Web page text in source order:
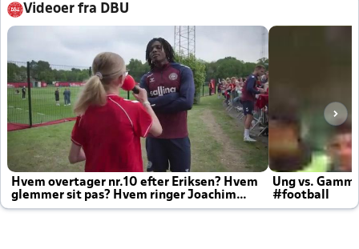
Videoer fra DBU
Hvem overtager nr.10 efter Eriksen? Hvem
glemmer sit pas? Hvem ringer Joachim
altid til efter kampe?
Ung vs.
#football